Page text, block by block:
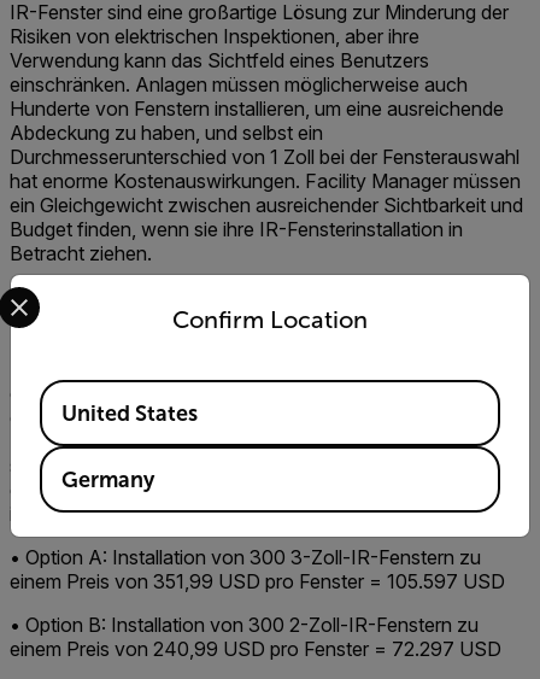
IR-Fenster sind eine großartige Lösung zur Minderung der
Risiken von elektrischen Inspektionen, aber ihre
Verwendung kann das Sichtfeld eines Benutzers
einschränken. Anlagen müssen möglicherweise auch
Hunderte von Fenstern installieren, um eine ausreichende
Abdeckung zu haben, und selbst ein
Durchmesserunterschied von 1 Zoll bei der Fensterauswahl
hat enorme Kostenauswirkungen. Facility Manager müssen
ein Gleichgewicht zwischen ausreichender Sichtbarkeit und
Budget finden, wenn sie ihre IR-Fensterinstallation in
Betracht ziehen.
Die 80°-Linse von FLIR verbessert das Sichtfeld (FOV)
eines IR-Fensters und wirkt sich nicht auf das Budget aus.
einem 4-Zoll-IRW, während etwa 30 % der Kapitalkosten
eingespart werden. Wir können die UVP für 2-Zoll- und 3-
Zoll-IR-Fenster verwenden, um sofort die Einsparungen zu
sehen, die dieses Weitwinkelobjektiv bietet. Angenommen,
ein hypothetisches Unternehmen muss 300 IR-Fenster
installieren.
• Option A: Installation von 300 3-Zoll-IR-Fenstern zu
einem Preis von 351,99 USD pro Fenster = 105.597 USD
• Option B: Installation von 300 2-Zoll-IR-Fenstern zu
einem Preis von 240,99 USD pro Fenster = 72.297 USD
Confirm Location
Select your preferred country and language from the
Available Locations
United States
Germany